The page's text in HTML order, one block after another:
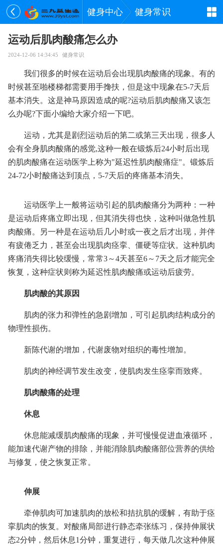
健身中心 健身常识
运动后肌肉酸痛怎么办
2024-12-06 14:34:45 健身常识
我们很多的时候在运动后会出现肌肉酸痛的现象。有的
时候甚至啪楼梯都需要用手搀扶，但是这中现象在5-7天后
基本消失。这是神马原因造成的呢?运动后肌肉酸痛又该怎
么办呢?下面小编给大家介绍一下吧。
运动，尤其是剧烈运动后的第二或第三天出现，很多人
会有全身肌肉酸痛的感觉,这种一般在锻炼后24小时后出现
的肌肉酸痛在运动医学上称为"延迟性肌肉酸痛症"。锻炼后
24-72小时酸痛达到顶点，5-7天后的疼痛基本消失。
运动医学上一般将运动引起的肌肉酸痛分为两种：一种
是运动后疼痛立即出现，但其消失得也快，这种叫做急性肌
肉酸痛。另一种是在运动后几小时或一夜之后才出现，并伴
有疲倦乏力，甚至会出现肌肉痉挛、僵硬等症状。这种肌肉
疼痛消失得比较缓慢，常常3～4天甚至6～7天之后才能完全
恢复，这种症状则称为延迟性肌肉酸痛或运动后疲劳。
肌肉酸的其原因
肌肉的张力和弹性的急剧增加，可引起肌肉结构成分的
物理性损伤。
新陈代谢的增加，代谢废物对组织的毒性增加。
肌肉的神经调节发生改变，使肌肉发生痉挛而致疼。
肌肉酸痛的处理
休息
休息能减缓肌肉酸痛的现象，并可慢慢促进血液循环，
能加速代谢产物的排除，并能消除肌肉酸痛部位营养的供给
与修复，使之恢复正常。
伸展
牵伸肌肉可加速肌肉的放松和拮抗肌的缓解，有助于痉
挛肌肉的恢复。对酸痛局部进行静态牵张练习，保持伸展状
态2分钟，然后休息1分钟，重复进行，每天做几次这种伸展